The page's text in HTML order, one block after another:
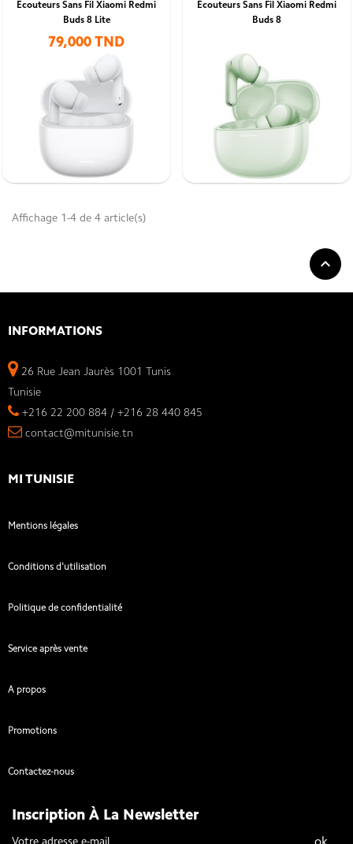
Écouteurs Sans Fil Xiaomi Redmi
Buds 8 Lite
79,000 TND
Écouteurs Sans Fil Xiaomi Redmi
Buds 8
Affichage 1-4 de 4 article(s)

INFORMATIONS
26 Rue Jean Jaurès 1001 Tunis
Tunisie
+216 22 200 884 / +216 28 440 845
contact@mitunisie.tn
MI TUNISIE
Mentions légales
Conditions d'utilisation
Politique de confidentialité
Service après vente
A propos
Promotions
Contactez-nous
Inscription À La Newsletter